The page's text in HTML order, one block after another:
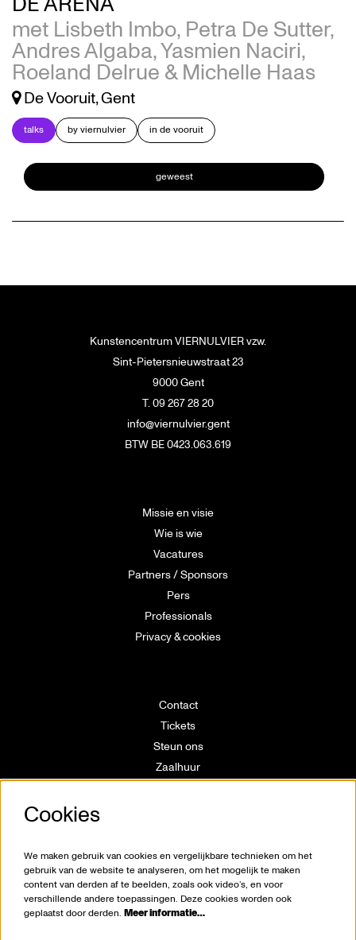
met Lisbeth Imbo, Petra De Sutter,
Andres Algaba, Yasmien Naciri,
Roeland Delrue & Michelle Haas
De Vooruit, Gent
talks by viernulvier in de vooruit
geweest
Kunstencentrum VIERNULVIER vzw.
Sint-Pietersnieuwstraat 23
9000 Gent
T. 09 267 28 20
info@viernulvier.gent
BTW BE 0423.063.619
Missie en visie
Wie is wie
Vacatures
Partners / Sponsors
Pers
Professionals
Privacy & cookies
Contact
Tickets
Steun ons
Zaalhuur
Huisregels
Klokkenluiderswet
Cookies
We maken gebruik van cookies en vergelijkbare technieken om het
gebruik van de website te analyseren, om het mogelijk te maken
content van derden af te beelden, zoals ook video’s, en voor
verschillende andere toepassingen. Deze cookies worden ook
geplaatst door derden. Meer informatie…